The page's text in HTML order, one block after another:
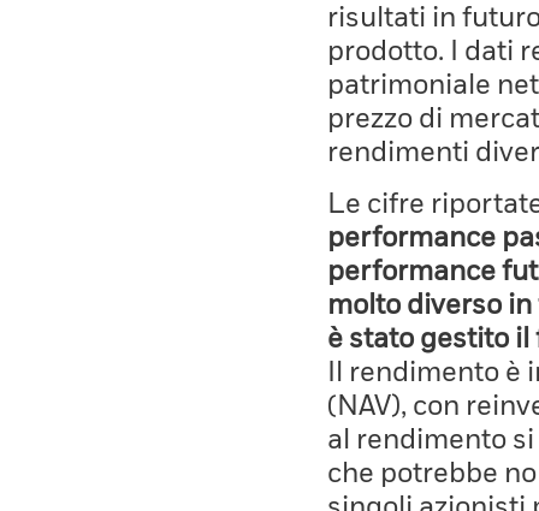
risultati in
prodotto. I dati
patrimoniale
prezzo di
rendimenti
Le cifre
performance
performance
molto diverso
è stato gestito il
Il rendimento è
(NAV), con
al rendimento si
che potrebbe